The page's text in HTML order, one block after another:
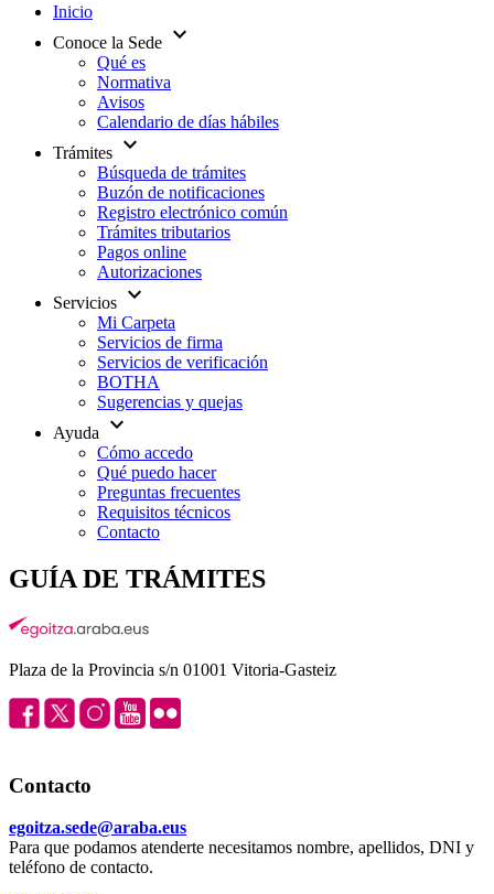
Inicio
Conoce la Sede expand_more
Qué es
Normativa
Avisos
Calendario de días hábiles
Trámites expand_more
Búsqueda de trámites
Buzón de notificaciones
Registro electrónico común
Trámites tributarios
Pagos online
Autorizaciones
Servicios expand_more
Mi Carpeta
Servicios de firma
Servicios de verificación
BOTHA
Sugerencias y quejas
Ayuda
expand_more
Cómo accedo
Qué puedo hacer
Preguntas frecuentes
Requisitos técnicos
Contacto
GUÍA DE TRÁMITES
Plaza de la Provincia s/n 01001 Vitoria-Gasteiz
Contacto
egoitza.sede@araba.eus
Para que podamos atenderte necesitamos nombre, apellidos, DNI y
teléfono de contacto.